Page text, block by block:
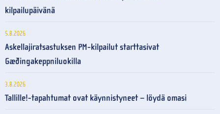
kilpailupäivänä
5.8.2026
Askellajiratsastuksen PM-kilpailut starttasivat
Gæðingakeppniluokilla
3.8.2026
Tallille!-tapahtumat ovat käynnistyneet – löydä omasi